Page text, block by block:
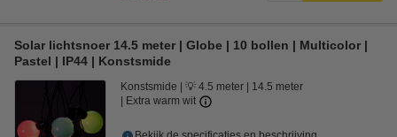
Solar lichtsnoer 14.5 meter | Globe | 10 bollen | Multicolor |
Pastel | IP44 | Konstsmide
Konstsmide 💡 4.5 meter
14.5 meter
Extra warm wit